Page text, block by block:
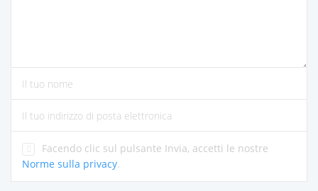
si prega di inserire commenti
per favore inserisci il tuo nome
si prega di inserire l'indirizzo e-mail corretto
Facendo clic sul pulsante Invia, accetti le nostre
Norme sulla privacy.